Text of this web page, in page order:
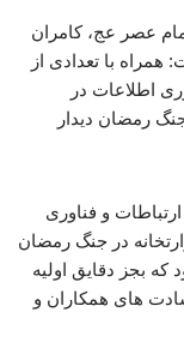
عصر عج، کامران
با تعدادی از
اطلاعات در
رمضان دیدار
و فناوری
در جنگ رمضان
که بجز دقایق اولیه
های همکاران و